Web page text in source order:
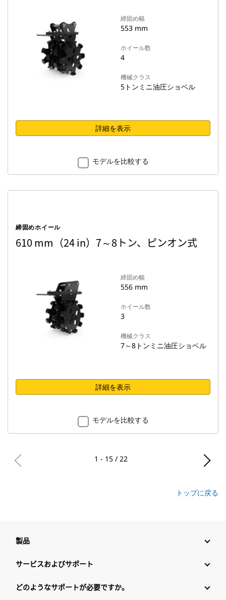
締固め幅
553 mm
ホイール数
4
機械クラス
5トンミニ油圧ショベル
詳細を表示
モデルを比較する
締固めホイール
610 mm（24 in）7～8トン、ピンオン式
締固め幅
556 mm
ホイール数
3
機械クラス
7～8トンミニ油圧ショベル
詳細を表示
モデルを比較する
1 - 15 / 22
トップに戻る
製品
サービスおよびサポート
どのようなサポートが必要ですか。